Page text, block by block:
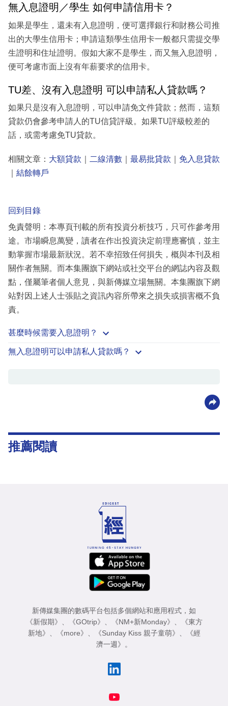
無入息證明／學生 如何申請信用卡？
如果是學生，還未有入息證明，便可選擇銀行和財務公司推
出的大學生信用卡；申請這類學生信用卡一般都只需提交學
生證明和住址證明。假如大家不是學生，而又無入息證明，
便可考慮市面上沒有年薪要求的信用卡。
TU差、沒有入息證明 可以申請私人貸款嗎？
如果只是沒有入息證明，可以申請免文件貸款；然而，這類
貸款仍會參考申請人的TU信貸評級。如果TU評級較差的
話，或需考慮免TU貸款。
相關文章： 大額貸款 二線清數 最易批貸款
免入息貸款
結餘轉戶
回到目錄
免責聲明：本專頁刊載的所有投資分析技巧，只可作參考用
途。市場瞬息萬變，讀者在作出投資決定前理應審慎，並主
動掌握市場最新狀況。若不幸招致任何損失，概與本刊及相
關作者無關。而本集團旗下網站或社交平台的網誌內容及觀
點，僅屬筆者個人意見，與新傳媒立場無關。本集團旗下網
站對因上述人士張貼之資訊內容所帶來之損失或損害概不負
責。
甚麼時候需要入息證明？
無入息證明可以申請私人貸款嗎？
推薦閱讀
新傳媒集團的數碼平台包括多個網站和應用程式，如
《新假期》
《GOtrip》 《NM+新Monday》
《東方
新地》
《more》 《Sunday Kiss 親子童萌》
《經
濟一週》
。